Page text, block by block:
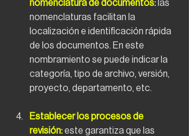
nomenclatura de documentos: las
nomenclaturas facilitan la
localización e identificación rápida
de los documentos. En este
nombramiento se puede indicar la
categoría, tipo de archivo, versión,
proyecto, departamento, etc.
Establecer los procesos de
revisión: este garantiza que las